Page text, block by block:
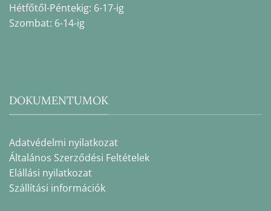
Hétfőtől-Péntekig: 6-17-ig
Szombat: 6-14-ig
DOKUMENTUMOK
Adatvédelmi nyilatkozat
Általános Szerződési Feltételek
Elállási nyilatkozat
Szállítási információk